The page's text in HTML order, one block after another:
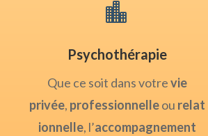

Psychothérapie
Que ce soit dans votrevie
privée, professionnelleou relat
ionnelle, l’accompagnement